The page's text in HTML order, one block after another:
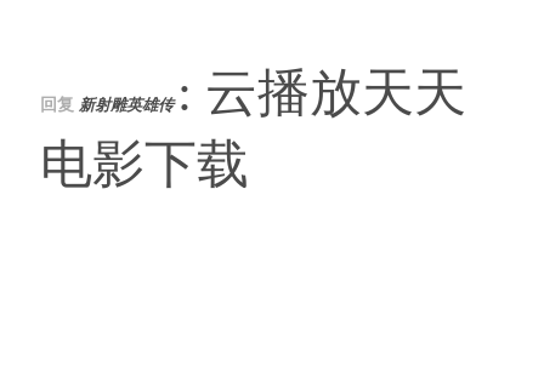
回复 新射雕英雄传 : 云播放天天
电影下载